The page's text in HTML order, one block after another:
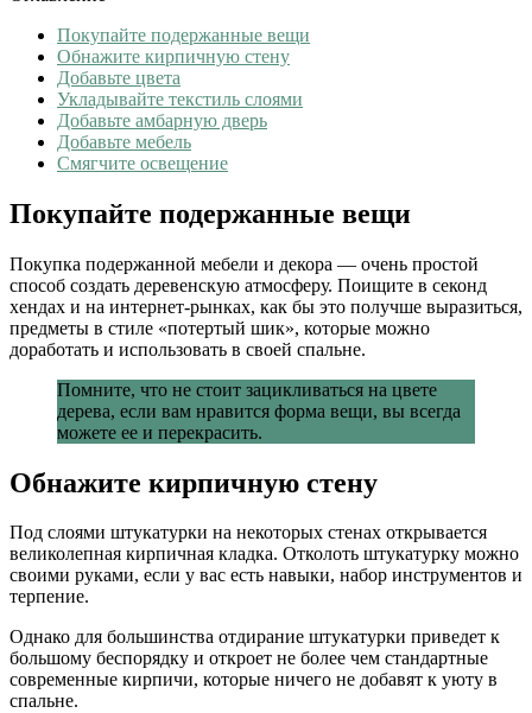
Покупайте подержанные вещи
Обнажите кирпичную стену
Добавьте цвета
Укладывайте текстиль слоями
Добавьте амбарную дверь
Добавьте мебель
Смягчите освещение
Покупайте подержанные вещи
Покупка подержанной мебели и декора — очень простой
способ создать деревенскую атмосферу. Поищите в секонд
хендах и на интернет-рынках, как бы это получше выразиться,
предметы в стиле «потертый шик», которые можно
доработать и использовать в своей спальне.
Помните, что не стоит зацикливаться на цвете
дерева, если вам нравится форма вещи, вы всегда
можете ее и перекрасить.
Обнажите кирпичную стену
Под слоями штукатурки на некоторых стенах открывается
великолепная кирпичная кладка. Отколоть штукатурку можно
своими руками, если у вас есть навыки, набор инструментов и
терпение.
Однако для большинства отдирание штукатурки приведет к
большому беспорядку и откроет не более чем стандартные
современные кирпичи, которые ничего не добавят к уюту в
спальне.